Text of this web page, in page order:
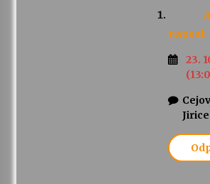
napsal:
23.
Jirice